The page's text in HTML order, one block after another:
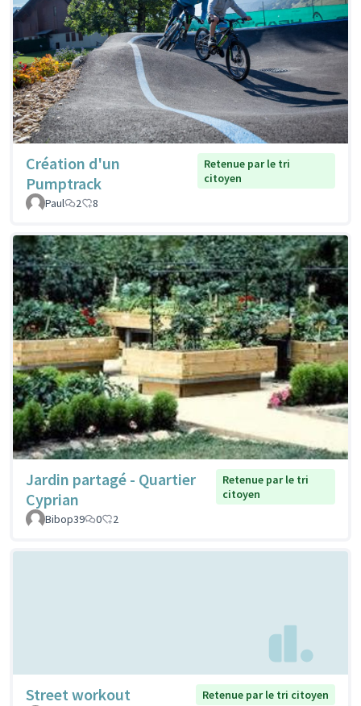
Création d'un
Pumptrack
Retenue par le tri
citoyen
Paul
2 8
Jardin partagé - Quartier
Cyprian
Retenue par le tri
citoyen
Bibop39
0 2
Street workout
Retenue par le tri citoyen